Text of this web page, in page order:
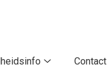
Contact